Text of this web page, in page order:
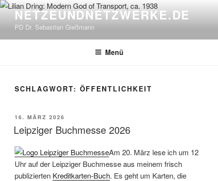
Zum
springen
NETZEUNDNETZWERKE.DE
PD Dr. Sebastian Gießmann
Menü
SCHLAGWORT: ÖFFENTLICHKEIT
VERÖFFENTLICHT
AM
16. MÄRZ 2026
Leipziger Buchmesse 2026
Am 20. März lese ich um 12
Uhr auf der Leipziger Buchmesse aus meinem frisch
publizierten Kreditkarten-Buch. Es geht um Karten, die